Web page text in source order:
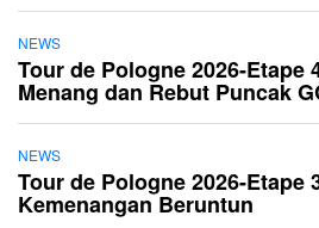
NEWS
Tour de Pologne 2026-Etape
Menang dan Rebut Puncak
NEWS
Tour de Pologne 2026-Etape
Kemenangan Beruntun